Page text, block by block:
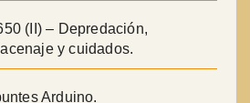
(II) – Depredación,
y cuidados.
Arduino.